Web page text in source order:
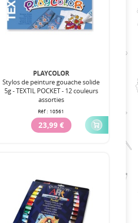
PLAYCOLOR
Stylos de peinture gouache solide
5g - TEXTIL POCKET - 12 couleurs
assorties
Réf : 10561
23,99 €